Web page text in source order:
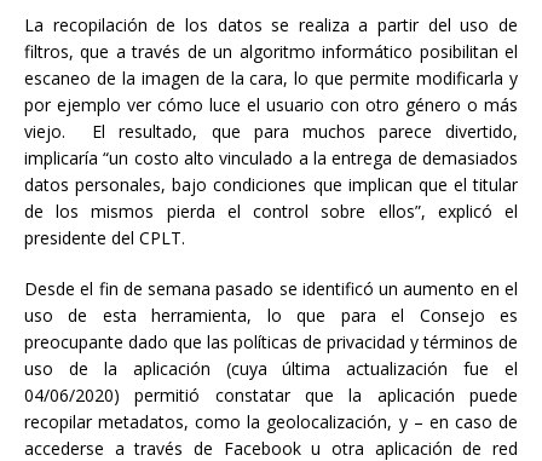
La recopilación de los datos se realiza a partir del uso de
filtros, que a través de un algoritmo informático posibilitan el
escaneo de la imagen de la cara, lo que permite modificarla y
por ejemplo ver cómo luce el usuario con otro género o más
viejo. El resultado, que para muchos parece divertido,
implicaría “un costo alto vinculado a la entrega de demasiados
datos personales, bajo condiciones que implican que el titular
de los mismos pierda el control sobre ellos”, explicó el
presidente del CPLT.
Desde el fin de semana pasado se identificó un aumento en el
uso de esta herramienta, lo que para el Consejo es
preocupante dado que las políticas de privacidad y términos de
uso de la aplicación (cuya última actualización fue el
04/06/2020) permitió constatar que la aplicación puede
recopilar metadatos, como la geolocalización, y – en caso de
accederse a través de Facebook u otra aplicación de red